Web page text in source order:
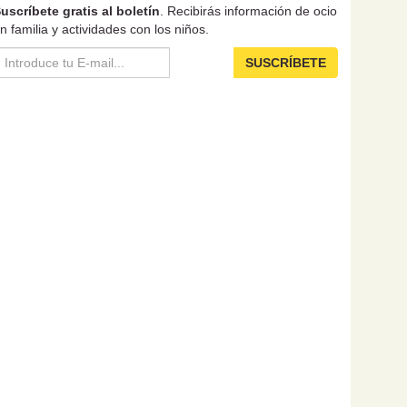
gratis al boletín . Recibirás información de ocio
familia y actividades con los niños.
SUSCRÍBETE